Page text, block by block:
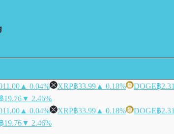
▲ 0.04% XRP฿33.99 ▲ 0.18% DOGE฿2.31
฿19.76▼ 2.46%
▲ 0.04% XRP฿33.99 ▲ 0.18% DOGE฿2.31
฿19.76▼ 2.46%